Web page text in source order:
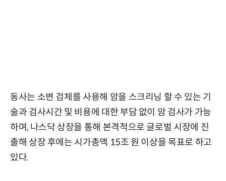
동사는 소변 검체를 사용해 암을 스크리닝 할 수 있는 기
술과 검사시간 및 비용에 대한 부담 없이 암 검사가 가능
하며, 나스닥 상장을 통해 본격적으로 글로벌 시장에 진
출해 상장 후에는 시가총액 15조 원 이상을 목표로 하고
있다.